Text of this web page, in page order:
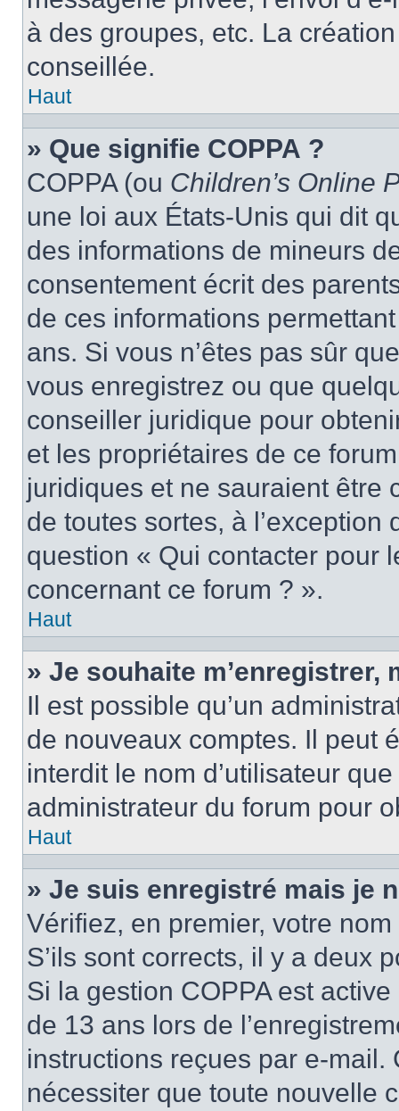
à des groupes, etc. La
conseillée.
Haut
» Que signifie COPPA ?
COPPA (ou Children’s Online
une loi aux États-Unis qui dit
des informations de mineurs
consentement écrit des
de ces informations
ans. Si vous n’êtes pas sûr
vous enregistrez ou que
conseiller juridique pour
et les propriétaires de ce
juridiques et ne sauraient être
de toutes sortes, à
question « Qui contacter pour
concernant ce forum ? ».
Haut
» Je souhaite m’enregistrer,
Il est possible qu’un
de nouveaux comptes. Il peut
interdit le nom d’utilisateur
administrateur du forum pour
Haut
» Je suis enregistré mais je
Vérifiez, en premier, votre
S’ils sont corrects, il y a deux
Si la gestion COPPA est
de 13 ans lors de
instructions reçues par e-
nécessiter que toute nouvelle